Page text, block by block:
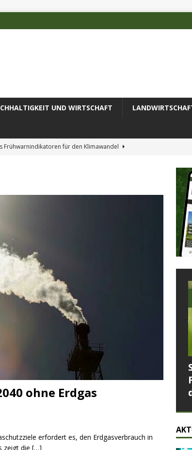
UND WIRTSCHAFT
Frühwarnindikatoren für den Klimawandel
Recyclingprozesses im Textilbereich AKTUELLES
ohne Erdgas
erfordert es, den Erdgasverbrauch in
zeigt die […]